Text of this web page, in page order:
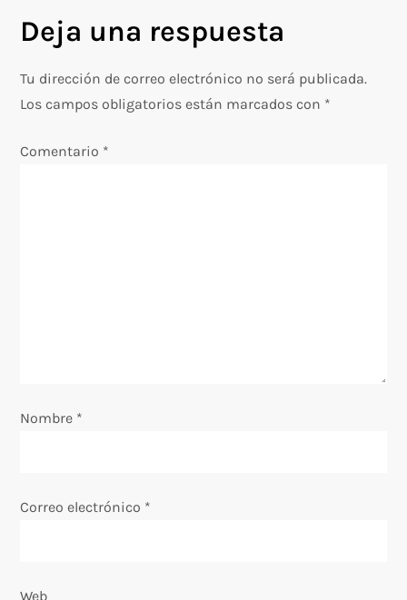
a
c
t
a
Deja una respuesta
Tu dirección de correo electrónico no será publicada.
Los campos obligatorios están marcados con *
Comentario *
Nombre *
Correo electrónico *
Web